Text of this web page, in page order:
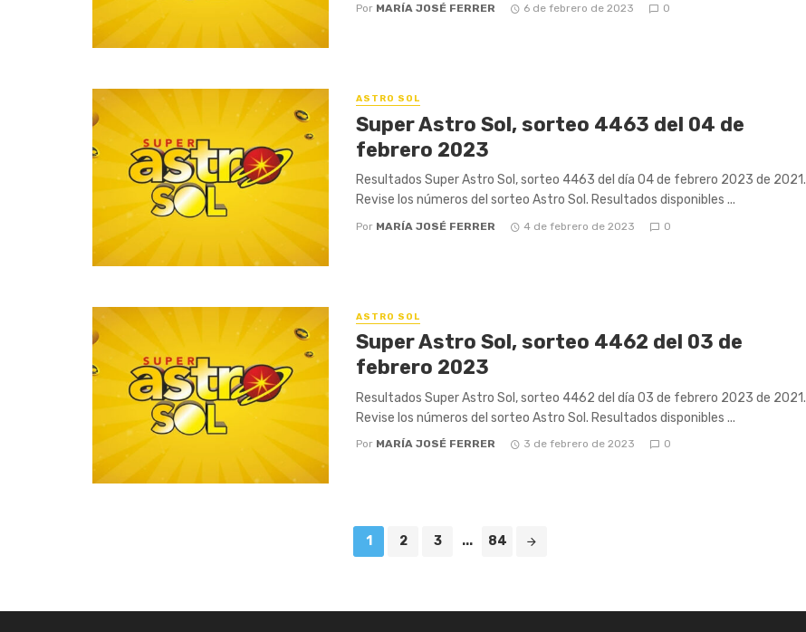
Por MARÍA JOSÉ FERRER 6 de febrero de 2023 0
ASTRO SOL
Super Astro Sol, sorteo 4463 del 04 de
febrero 2023
Resultados Super Astro Sol, sorteo 4463 del día 04 de febrero 2023 de 2021.
Revise los números del sorteo Astro Sol. Resultados disponibles ...
Por MARÍA JOSÉ FERRER 4 de febrero de 2023 0
ASTRO SOL
Super Astro Sol, sorteo 4462 del 03 de
febrero 2023
Resultados Super Astro Sol, sorteo 4462 del día 03 de febrero 2023 de 2021.
Revise los números del sorteo Astro Sol. Resultados disponibles ...
Por MARÍA JOSÉ FERRER 3 de febrero de 2023 0
1 2 3 ... 84